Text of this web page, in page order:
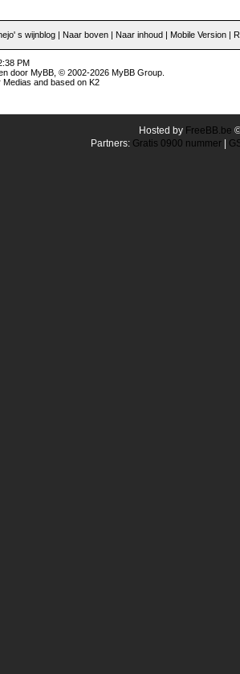
s wijnblog | Naar boven | Naar inhoud | Mobile Version |
PM
doorMyBB , © 2002-2026MyBB Group
Medias and based onK2
Hosted by FreeBB.be
Partners: Gratis 0900 nummer|